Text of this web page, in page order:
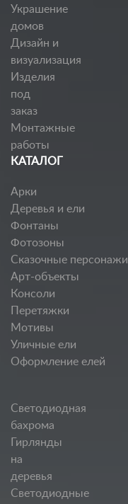
Украшение
домов
Дизайн и
визуализация
Изделия
под
заказ
Монтажные
работы
КАТАЛОГ
Арки
Деревья и ели
Фонтаны
Фотозоны
Сказочные персонажи
Арт-объекты
Консоли
Перетяжки
Мотивы
Уличные ели
Оформление елей
Светодиодная
бахрома
Гирлянды
на
деревья
Светодиодные